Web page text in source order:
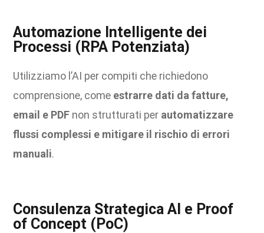
Automazione Intelligente dei
Processi (RPA Potenziata)
Utilizziamo l’AI per compiti che richiedono
comprensione, come estrarre dati da fatture,
email e PDF non strutturati per automatizzare
flussi complessi e mitigare il rischio di errori
manuali.
Consulenza Strategica AI e Proof
of Concept (PoC)